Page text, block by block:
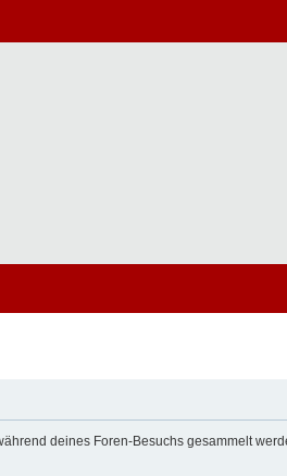
deines Foren-Besuchs gesammelt